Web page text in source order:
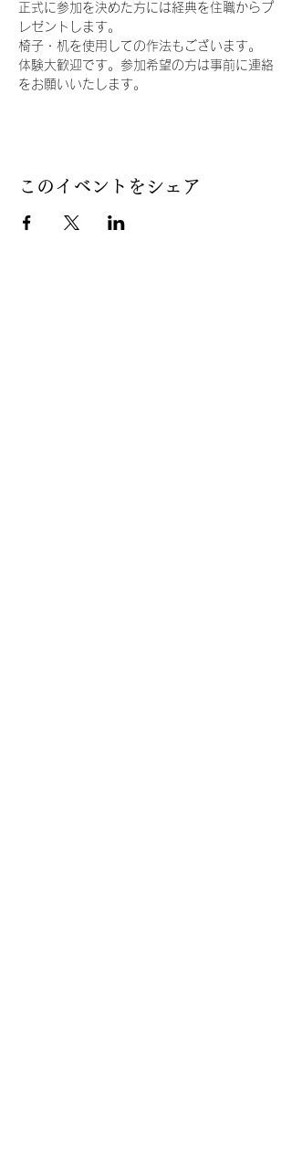
正式に参加を決めた方には経典を住職からプ
レゼントします。
椅子・机を使用しての作法もございます。
体験大歓迎です。参加希望の方は事前に連絡
をお願いいたします。
このイベントをシェア